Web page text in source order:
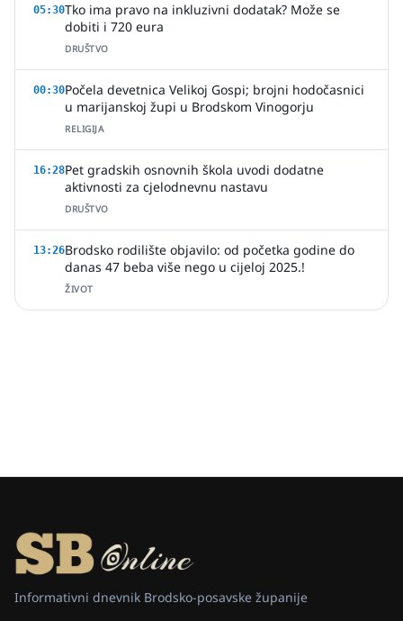
05:30Tko ima pravo na inkluzivni dodatak? Može se
dobiti i 720 eura
DRUŠTVO
00:30Počela devetnica Velikoj Gospi; brojni hodočasnici
u marijanskoj župi u Brodskom Vinogorju
RELIGIJA
16:28Pet gradskih osnovnih škola uvodi dodatne
aktivnosti za cjelodnevnu nastavu
DRUŠTVO
13:26Brodsko rodilište objavilo: od početka godine do
danas 47 beba više nego u cijeloj 2025.!
ŽIVOT
Informativni dnevnik Brodsko-posavske županije